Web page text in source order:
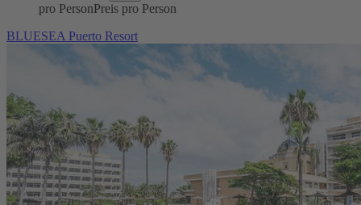
pro PersonPreis pro Person
BLUESEA Puerto Resort